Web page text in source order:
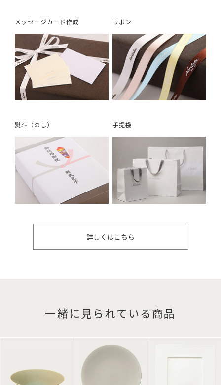
メッセージカード作成 リボン
熨斗（のし） 手提袋
詳しくはこちら
一緒に見られている商品